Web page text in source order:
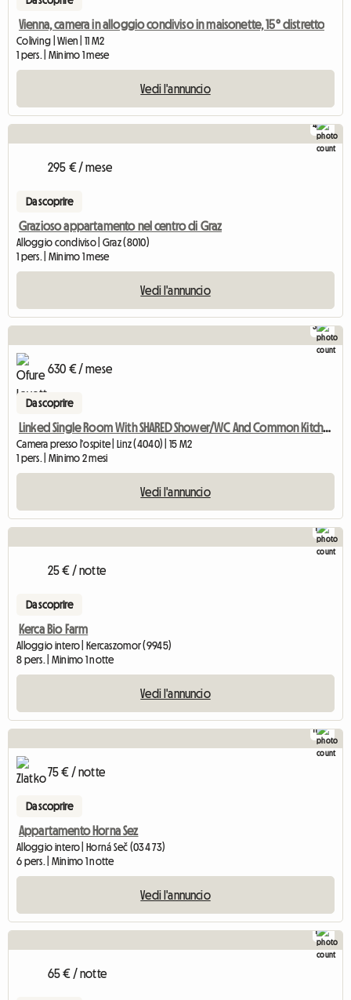
Vienna, camera in alloggio condiviso in maisonette, 15° distretto
Coliving | Wien | 11 M2
1 pers. | Minimo 1 mese
Vedi l'annuncio
4
295 € / mese
Da scoprire
Grazioso appartamento nel centro di Graz
Alloggio condiviso | Graz (8010)
1 pers. | Minimo 1 mese
Vedi l'annuncio
3
630 € / mese
Da scoprire
Linked Single Room With SHARED Shower/WC And Common Kitchen
Camera presso l'ospite | Linz (4040) | 15 M2
1 pers. | Minimo 2 mesi
Vedi l'annuncio
1
25 € / notte
Da scoprire
Kerca Bio Farm
Alloggio intero | Kercaszomor (9945)
8 pers. | Minimo 1 notte
Vedi l'annuncio
11
75 € / notte
Da scoprire
Appartamento Horna Sez
Alloggio intero | Horná Seč (034 73)
6 pers. | Minimo 1 notte
Vedi l'annuncio
1
65 € / notte